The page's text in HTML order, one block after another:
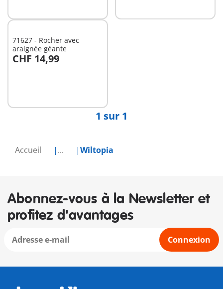
Accueil ... Wiltopia
71627 - Rocher avec
araignée géante
CHF 14,99
1 sur 1
Abonnez-vous à la Newsletter et
profitez d'avantages
Connexion